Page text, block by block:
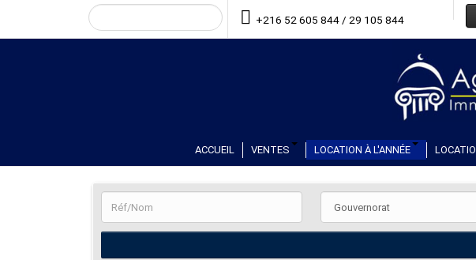
+216 52 605 844 / 29 105 844
ACCUEIL VENTES LOCATION À L'ANNÉE